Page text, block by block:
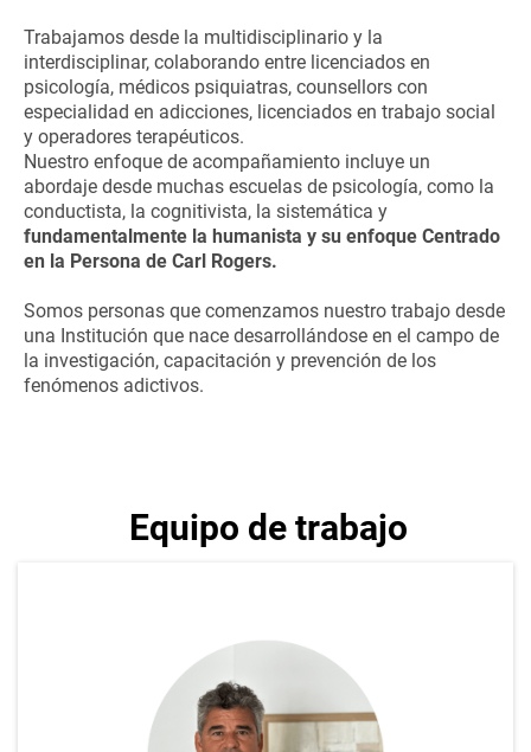
Trabajamos desde la multidisciplinario y la
interdisciplinar, colaborando entre licenciados en
psicología, médicos psiquiatras, counsellors con
especialidad en adicciones, licenciados en trabajo social
y operadores terapéuticos.
Nuestro enfoque de acompañamiento incluye un
abordaje desde muchas escuelas de psicología, como la
conductista, la cognitivista, la sistemática y
fundamentalmente la humanista y su enfoque Centrado
en la Persona de Carl Rogers.
Somos personas que comenzamos nuestro trabajo desde
una Institución que nace desarrollándose en el campo de
la investigación, capacitación y prevención de los
fenómenos adictivos.
Equipo de trabajo